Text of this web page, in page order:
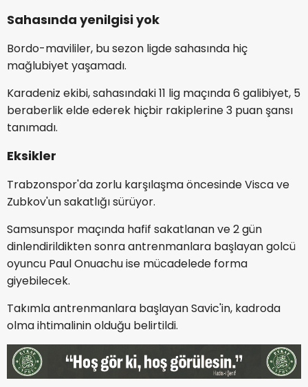
Sahasında yenilgisi yok
Bordo-mavililer, bu sezon ligde sahasında hiç
mağlubiyet yaşamadı.
Karadeniz ekibi, sahasındaki 11 lig maçında 6 galibiyet, 5
beraberlik elde ederek hiçbir rakiplerine 3 puan şansı
tanımadı.
Eksikler
Trabzonspor'da zorlu karşılaşma öncesinde Visca ve
Zubkov'un sakatlığı sürüyor.
Samsunspor maçında hafif sakatlanan ve 2 gün
dinlendirildikten sonra antrenmanlara başlayan golcü
oyuncu Paul Onuachu ise mücadelede forma
giyebilecek.
Takımla antrenmanlara başlayan Savic'in, kadroda
olma ihtimalinin olduğu belirtildi.